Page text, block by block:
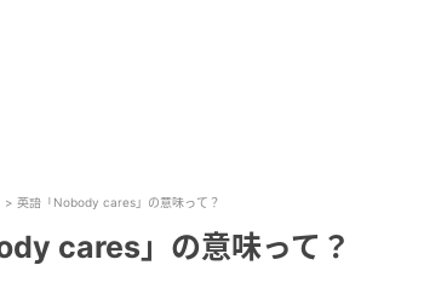
英語「Nobody cares」の意味って？
cares」の意味って？